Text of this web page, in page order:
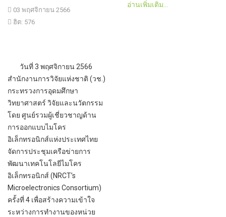
03 พฤศจิกายน 2566
ฮิต: 576
วันที่ 3 พฤศจิกายน 2566
สำนักงานการวิจัยแห่งชาติ (วช.)
กระทรวงการอุดมศึกษา
วิทยาศาสตร์ วิจัยและนวัตกรรม
โดย ศูนย์รวมผู้เชี่ยวชาญด้าน
การออกแบบไมโคร
อิเล็กทรอนิกส์แห่งประเทศไทย
จัดการประชุมเครือข่ายการ
พัฒนาเทคโนโลยีไมโคร
อิเล็กทรอนิกส์ (NRCT’s
Microelectronics Consortium)
ครั้งที่ 4 เพื่อสร้างความเข้าใจ
ระหว่างการทำงานของหน่วย
อ่านเพิ่มเติม...